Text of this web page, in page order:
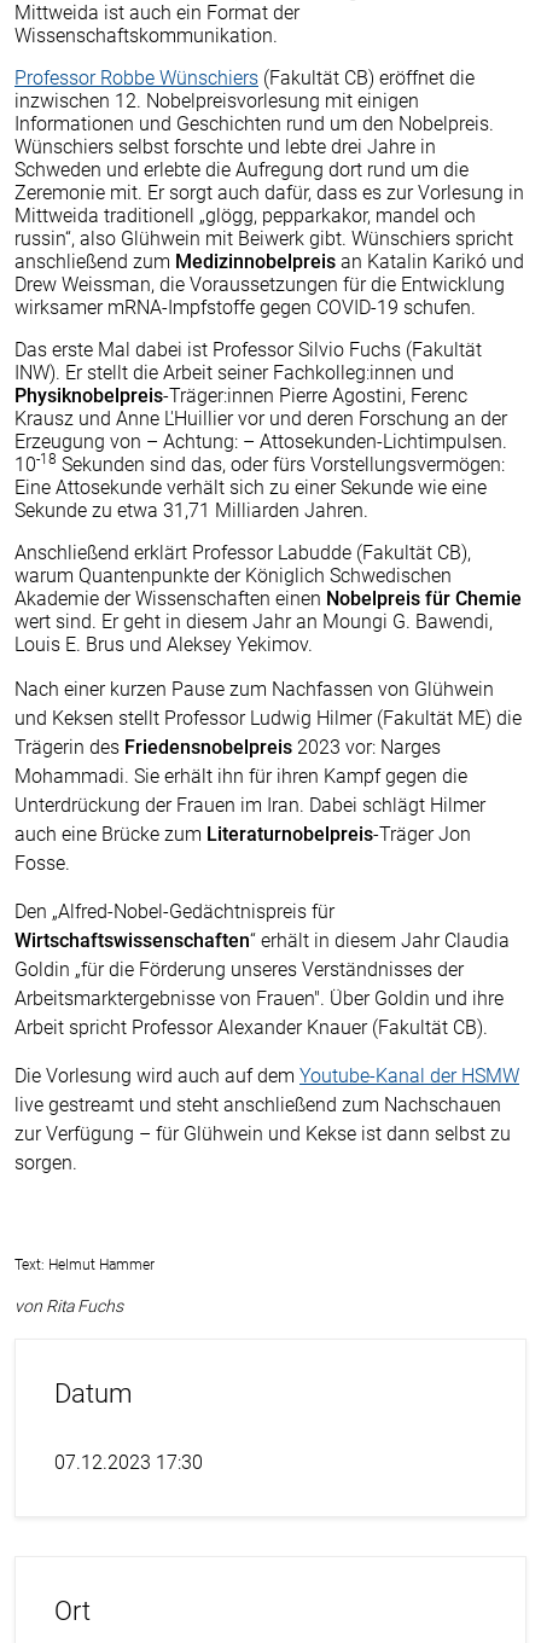
Mittweida ist auch ein Format der
Wissenschaftskommunikation.
Professor Robbe Wünschiers (Fakultät CB) eröffnet die
inzwischen 12. Nobelpreisvorlesung mit einigen
Informationen und Geschichten rund um den Nobelpreis.
Wünschiers selbst forschte und lebte drei Jahre in
Schweden und erlebte die Aufregung dort rund um die
Zeremonie mit. Er sorgt auch dafür, dass es zur Vorlesung in
Mittweida traditionell „glögg, pepparkakor, mandel och
russin“, also Glühwein mit Beiwerk gibt. Wünschiers spricht
anschließend zum Medizinnobelpreis an Katalin Karikó und
Drew Weissman, die Voraussetzungen für die Entwicklung
wirksamer mRNA-Impfstoffe gegen COVID-19 schufen.
Das erste Mal dabei ist Professor Silvio Fuchs (Fakultät
INW). Er stellt die Arbeit seiner Fachkolleg:innen und
Physiknobelpreis-Träger:innen Pierre Agostini, Ferenc
Krausz und Anne L'Huillier vor und deren Forschung an der
Erzeugung von – Achtung: – Attosekunden-Lichtimpulsen.
10-18 Sekunden sind das, oder fürs Vorstellungsvermögen:
Eine Attosekunde verhält sich zu einer Sekunde wie eine
Sekunde zu etwa 31,71 Milliarden Jahren.
Anschließend erklärt Professor Labudde (Fakultät CB),
warum Quantenpunkte der Königlich Schwedischen
Akademie der Wissenschaften einen Nobelpreis für Chemie
wert sind. Er geht in diesem Jahr an Moungi G. Bawendi,
Louis E. Brus und Aleksey Yekimov.
Nach einer kurzen Pause zum Nachfassen von Glühwein
und Keksen stellt Professor Ludwig Hilmer (Fakultät ME) die
Trägerin des Friedensnobelpreis 2023 vor: Narges
Mohammadi. Sie erhält ihn für ihren Kampf gegen die
Unterdrückung der Frauen im Iran. Dabei schlägt Hilmer
auch eine Brücke zum Literaturnobelpreis-Träger Jon
Fosse.
Den „Alfred-Nobel-Gedächtnispreis für
Wirtschaftswissenschaften“ erhält in diesem Jahr Claudia
Goldin „für die Förderung unseres Verständnisses der
Arbeitsmarktergebnisse von Frauen". Über Goldin und ihre
Arbeit spricht Professor Alexander Knauer (Fakultät CB).
Die Vorlesung wird auch auf dem Youtube-Kanal der HSMW
live gestreamt und steht anschließend zum Nachschauen
zur Verfügung – für Glühwein und Kekse ist dann selbst zu
sorgen.
Text: Helmut Hammer
von Rita Fuchs
Datum
07.12.2023 17:30
Ort